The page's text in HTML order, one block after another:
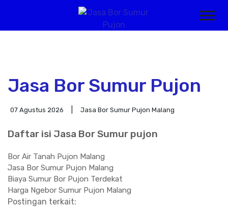
Jasa Bor Sumur Pujon
07 Agustus 2026 Jasa Bor Sumur Pujon Malang
Daftar isi Jasa Bor Sumur pujon
Bor Air Tanah Pujon Malang
Jasa Bor Sumur Pujon Malang
Biaya Sumur Bor Pujon Terdekat
Harga Ngebor Sumur Pujon Malang
Postingan terkait: